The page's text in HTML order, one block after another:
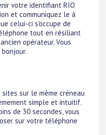
votre identifiant RIO
et communiquez le à
celui-ci s'occupe de
tout en résiliant
opérateur. Vous
sur le même créneau
simple et intuitif.
de 30 secondes, vous
sur votre téléphone